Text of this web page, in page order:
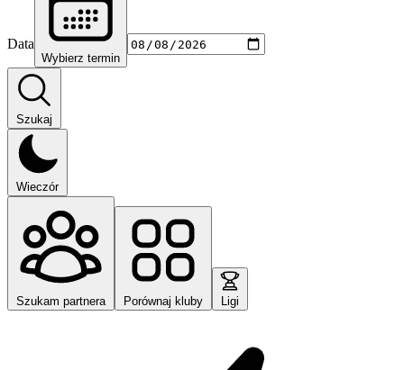
Data
Wybierz termin
Szukaj
Wieczór
Szukam partnera Porównaj kluby Ligi